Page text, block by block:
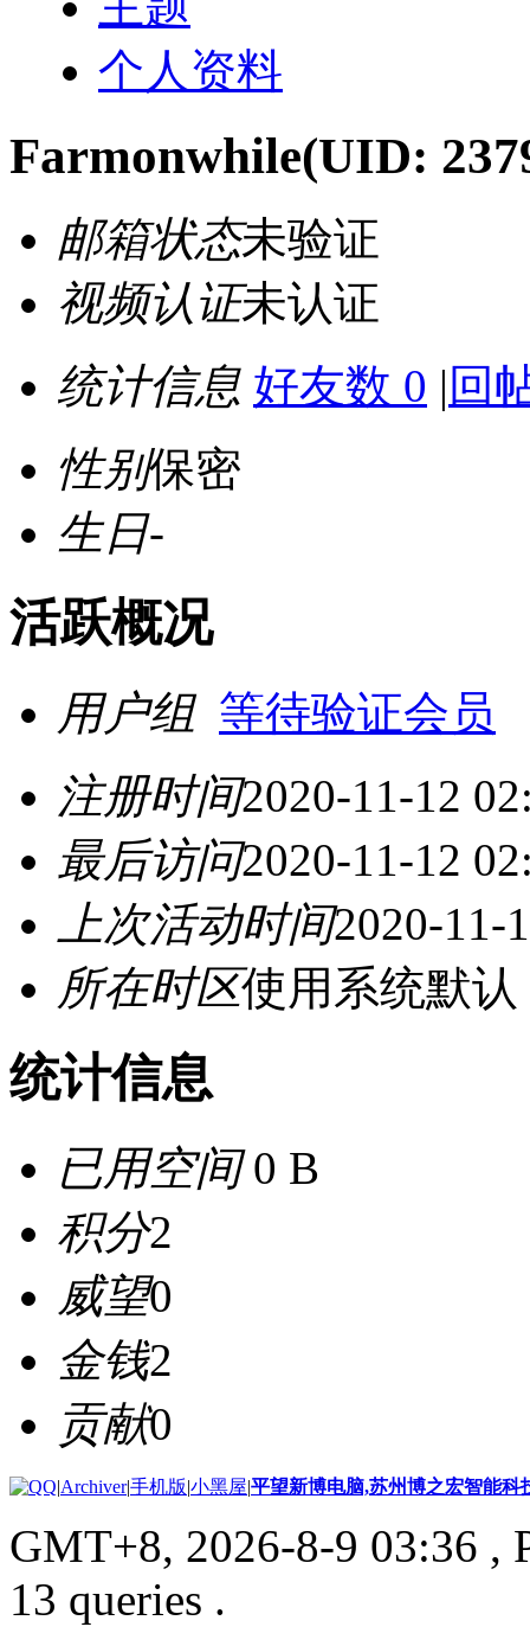
个人资料
Farmonwhile(UID:
邮箱状态未验证
视频认证未认证
统计信息 好友数 0 | 回
性别保密
生日-
活跃概况
用户组 等待验证会员
注册时间2020-11-12
最后访问2020-11-12
上次活动时间2020-11-
所在时区使用系统默认
统计信息
已用空间0 B
积分2
威望0
金钱2
贡献0
|Archiver|手机版|小黑屋|平望新博电脑,苏州博之宏智能科
GMT+8, 2026-8-9 03:36 ,
13 queries .